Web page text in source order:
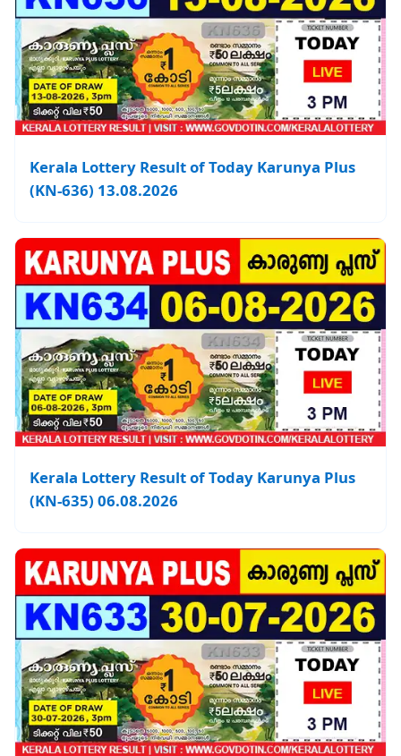
Kerala Lottery Result of Today Karunya Plus
(KN-636) 13.08.2026
Kerala Lottery Result of Today Karunya Plus
(KN-635) 06.08.2026